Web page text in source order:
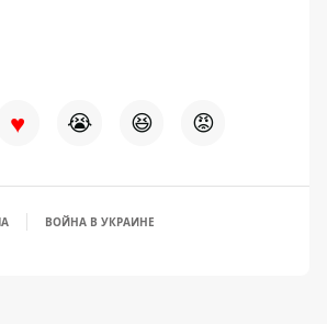
♥ 😭 😆 😡
ВОЙНА В УКРАИНЕ